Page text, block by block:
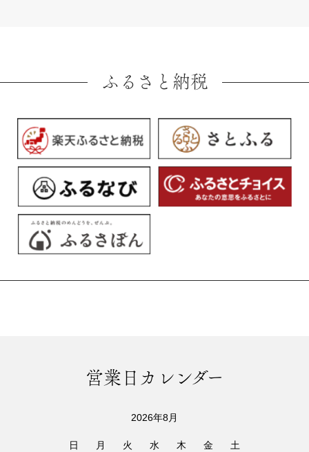
ふるさと納税
営業日カレンダー
2026年8月
日 月 火 水 木 金 土